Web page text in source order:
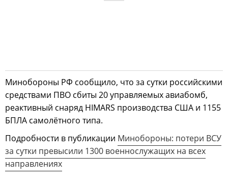
Минобороны РФ сообщило, что за сутки российскими
средствами ПВО сбиты 20 управляемых авиабомб,
реактивный снаряд HIMARS производства США и 1155
БПЛА самолётного типа.
Подробности в публикации Минобороны: потери ВСУ
за сутки превысили 1300 военнослужащих на всех
направлениях